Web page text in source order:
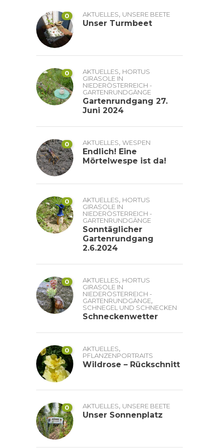
0 AKTUELLES, UNSERE BEETE
Unser Turmbeet
0 AKTUELLES, HORTUS
GIRASOLE IN
NIEDERÖSTERREICH -
GARTENRUNDGÄNGE
Gartenrundgang 27.
Juni 2024
0 AKTUELLES, WESPEN
Endlich! Eine
Mörtelwespe ist da!
0 AKTUELLES, HORTUS
GIRASOLE IN
NIEDERÖSTERREICH -
GARTENRUNDGÄNGE
Sonntäglicher
Gartenrundgang
2.6.2024
0 AKTUELLES, HORTUS
GIRASOLE IN
NIEDERÖSTERREICH -
GARTENRUNDGÄNGE,
SCHNEGEL UND SCHNECKEN
Schneckenwetter
0 AKTUELLES,
PFLANZENPORTRAITS
Wildrose – Rückschnitt
0 AKTUELLES, UNSERE BEETE
Unser Sonnenplatz